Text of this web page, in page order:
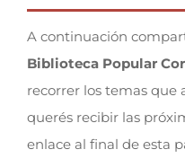
A continuación
Biblioteca Popular
recorrer los temas que
querés recibir las
enlace al final de esta